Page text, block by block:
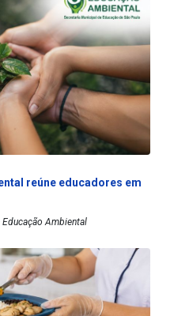
reúne educadores em
Ambiental